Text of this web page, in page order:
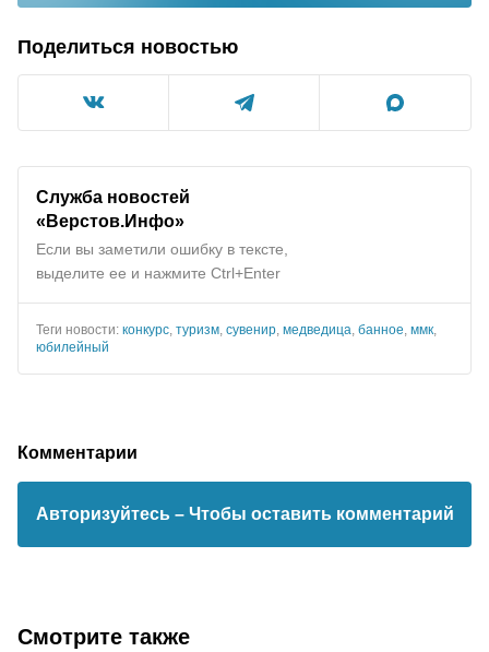
Поделиться новостью
Служба новостей
«Верстов.Инфо»
Если вы заметили ошибку в тексте,
выделите ее и нажмите Ctrl+Enter
Теги новости: конкурс туризм сувенир медведица банное ммк
юбилейный
Комментарии
Авторизуйтесь – Чтобы оставить комментарий
Смотрите также